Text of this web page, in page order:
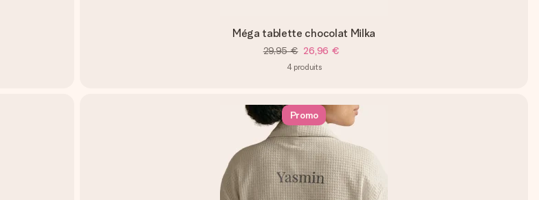
Méga tablette chocolat Milka
29,95 € 26,96 €
4 produits
Promo